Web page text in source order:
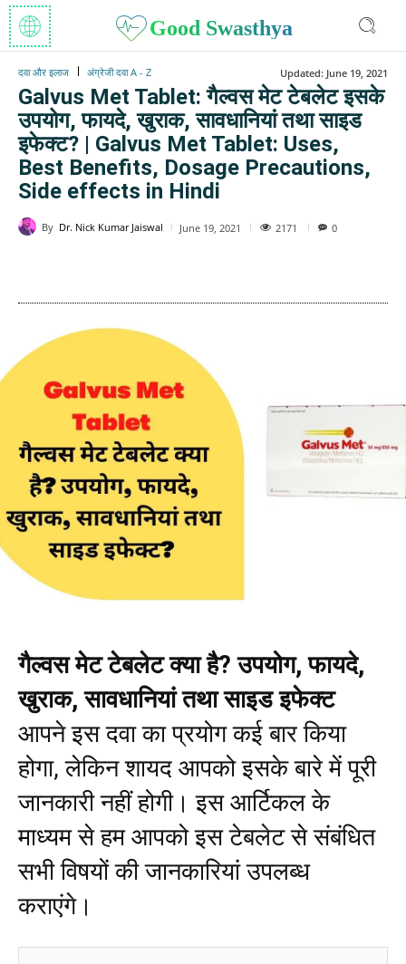
Good Swasthya
दवा और इलाज अंग्रेजी दवा A - Z Updated: June 19, 2021
Galvus Met Tablet: गैल्वस मेट टेबलेट इसके
उपयोग, फायदे, खुराक, सावधानियां तथा साइड
इफेक्ट? | Galvus Met Tablet: Uses,
Best Benefits, Dosage Precautions,
Side effects in Hindi
By Dr. Nick Kumar Jaiswal June 19, 2021 2171 0
गैल्वस मेट टेबलेट क्या है? उपयोग, फायदे,
खुराक, सावधानियां तथा साइड इफेक्ट
आपने इस दवा का प्रयोग कई बार किया
होगा, लेकिन शायद आपको इसके बारे में पूरी
जानकारी नहीं होगी। इस आर्टिकल के
माध्यम से हम आपको इस टेबलेट से संबंधित
सभी विषयों की जानकारियां उपलब्ध
कराएंगे।